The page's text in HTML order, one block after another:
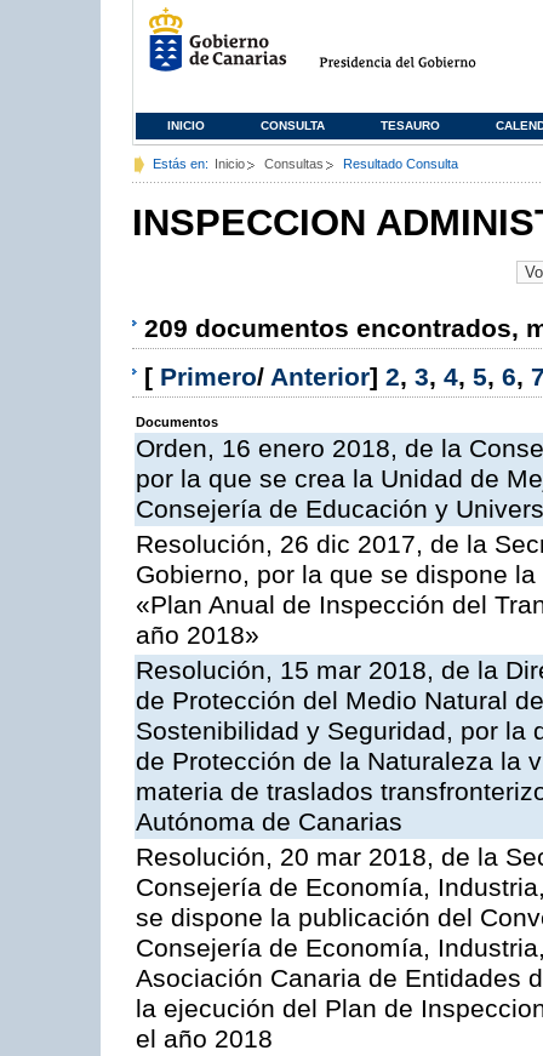
INICIO CONSULTA TESAURO
Estás en: Inicio Consultas Resultado Consulta
INSPECCION
209 documentos encontrados,
[ Primero/ Anterior] 2, 3, 4, 5, 6,
Documentos
Orden, 16 enero 2018, de la
por la que se crea la Unidad de
Consejería de Educación y
Resolución, 26 dic 2017, de la
Gobierno, por la que se dispone
«Plan Anual de Inspección del
año 2018»
Resolución, 15 mar 2018, de la
de Protección del Medio Natural
Sostenibilidad y Seguridad, por la
de Protección de la Naturaleza la
materia de traslados
Autónoma de Canarias
Resolución, 20 mar 2018, de la
Consejería de Economía,
se dispone la publicación del
Consejería de Economía,
Asociación Canaria de Entidades
la ejecución del Plan de
el año 2018